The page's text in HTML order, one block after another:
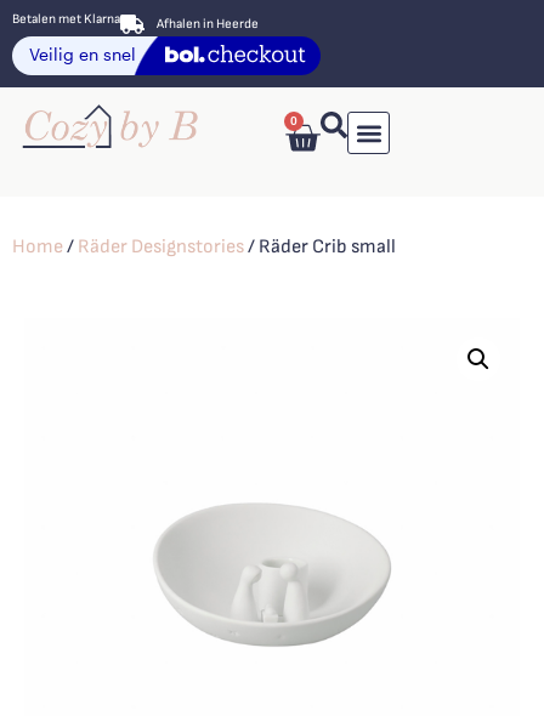
Betalen met Klarna Afhalen in Heerde
0
Home/ Räder Designstories/ Räder Crib small